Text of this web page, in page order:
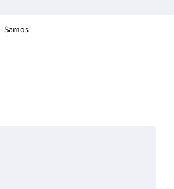
Samos